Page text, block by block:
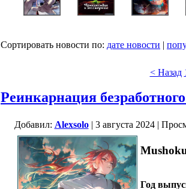
Сортировать новости по: дате новости |
< Назад
Реинкарнация
Добавил: Alexsolo| 3 августа 2024 |
Год